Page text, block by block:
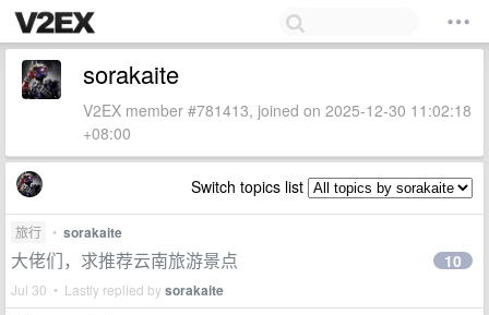
sorakaite
V2EX member #781413, joined on 2025-12-30 11:02:18
+08:00
Switch topics list
旅行 • sorakaite
大佬们，求推荐云南旅游景点
Jul 30 • Lastly replied bysorakaite
10